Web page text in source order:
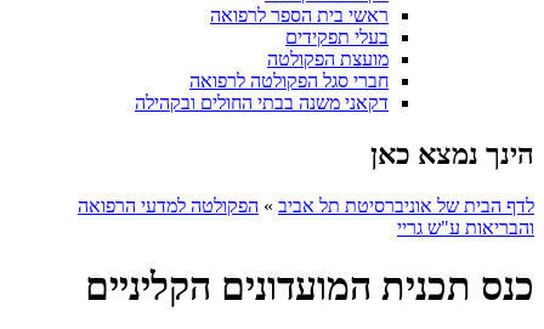
ראשי בית הספר לרפואה
בעלי תפקידים
מועצת הפקולטה
חברי סגל הפקולטה לרפואה
דקאני משנה בבתי החולים ובקהילה
הינך נמצא כאן
לדף הבית של אוניברסיטת תל אביב » הפקולטה למדעי הרפואה
והבריאות ע"ש גריי
כנס תכנית המועדונים הקליניים